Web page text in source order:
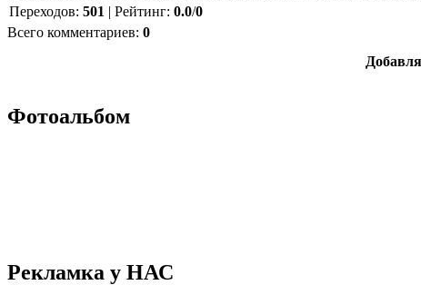
Переходов: 501 | Рейтинг: 0.0/0
Всего комментариев: 0
Фотоальбом
Рекламка у НАС